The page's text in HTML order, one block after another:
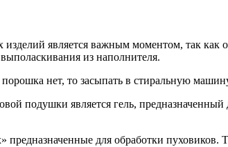
является важным моментом, так как
из наполнителя.
нет, то засыпать в стиральную
подушки является гель,
для обработки